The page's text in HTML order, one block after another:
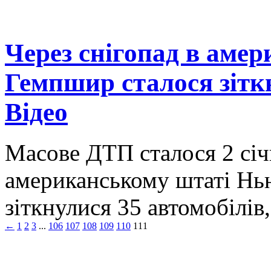
Через снігопад в
Гемпшир сталося
Відео
Масове ДТП сталося 2
американському штаті
зіткнулися 35
← 1 2 3 ... 106 107 108 109 110 111